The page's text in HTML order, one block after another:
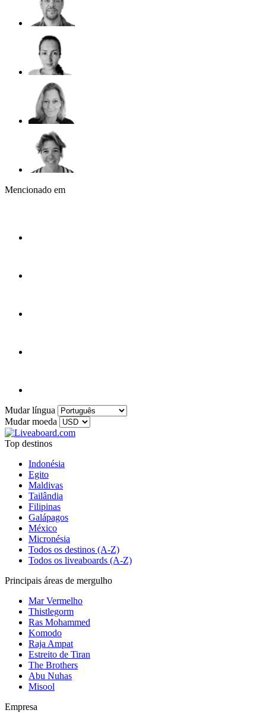
Mencionado em
Mudar língua
Mudar moeda
Top destinos
Indonésia
Egito
Maldivas
Tailândia
Filipinas
Galápagos
México
Micronésia
Todos os destinos (A-Z)
Todos os liveaboards (A-Z)
Principais áreas de mergulho
Mar Vermelho
Thistlegorm
Ras Mohammed
Komodo
Raja Ampat
Estreito de Tiran
The Brothers
Abu Nuhas
Misool
Empresa